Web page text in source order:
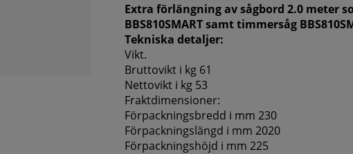
Extra förlängning av sågbord 2.0 meter
BBS810SMART samt timmersåg
Tekniska detaljer:
Vikt.
Bruttovikt i kg 61
Nettovikt i kg 53
Fraktdimensioner:
Förpackningsbredd i mm 230
Förpackningslängd i mm 2020
Förpackningshöjd i mm 225